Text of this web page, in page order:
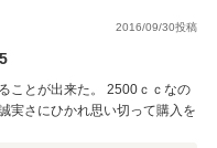
2016/09/30投稿
5
ことが出来た。 2500ｃｃなの
実さにひかれ思い切って購入を